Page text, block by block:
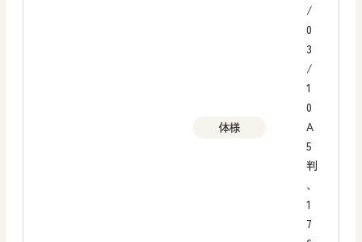
/
0
3
/
1
0
体様
A
5
判
、
1
7